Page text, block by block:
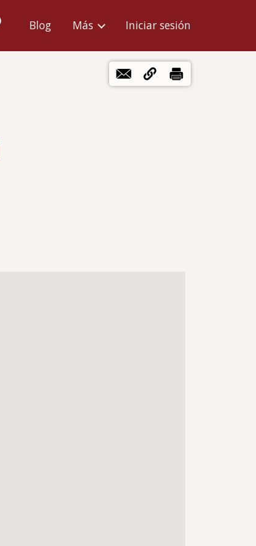
Blog Más
Menú
cuenta
de
Iniciar sesión